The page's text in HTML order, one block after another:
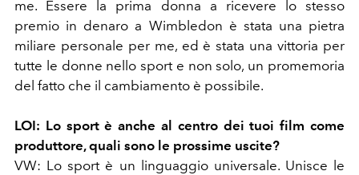
me. Essere la prima donna a ricevere lo stesso
premio in denaro a Wimbledon è stata una pietra
miliare personale per me, ed è stata una vittoria per
tutte le donne nello sport e non solo, un promemoria
del fatto che il cambiamento è possibile.
LOI: Lo sport è anche al centro dei tuoi film come
produttore, quali sono le prossime uscite?
VW: Lo sport è un linguaggio universale. Unisce le